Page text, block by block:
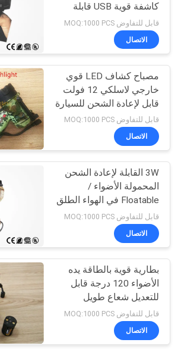
اتصل
أخبار
القضايا
خريطة
الموقع
سياسة
الخصوصية
كاشفة قوية USB قابلة
للشحن
قابل للتفاوض MOQ:1000 PCS
الاتصال
مصباح كشاف LED قوي
خارجي لاسلكي 12 فولت
قابل لإعادة الشحن للسيارة
قابل للتفاوض MOQ:1000 PCS
الاتصال
3W القابلة لإعادة الشحن
المحمولة الأضواء /
Floatable في الهواء الطلق
عالية تعمل أضواء العمل
قابل للتفاوض MOQ:1000 PCS
الاتصال
بطارية قوية بالطاقة يده
الأضواء 120 درجة قابل
للتعديل شعاع طويل
المسافة
قابل للتفاوض MOQ:1000 PCS
الاتصال